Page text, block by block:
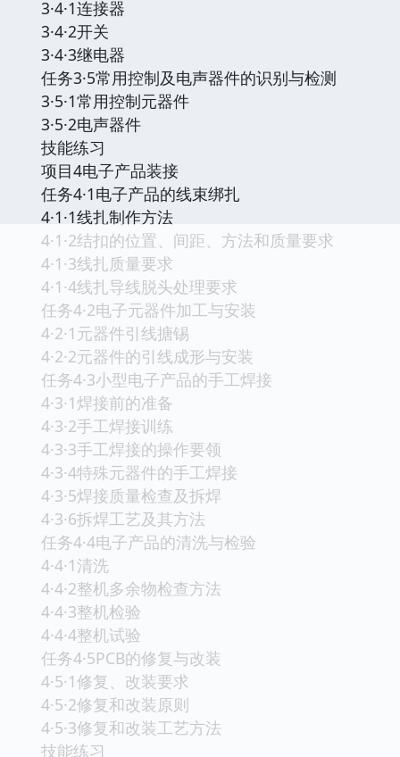
3·4·1连接器
3·4·2开关
3·4·3继电器
任务3·5常用控制及电声器件的识别与检测
3·5·1常用控制元器件
3·5·2电声器件
技能练习
项目4电子产品装接
任务4·1电子产品的线束绑扎
4·1·1线扎制作方法
4·1·2结扣的位置、间距、方法和质量要求
4·1·3线扎质量要求
4·1·4线扎导线脱头处理要求
任务4·2电子元器件加工与安装
4·2·1元器件引线搪锡
4·2·2元器件的引线成形与安装
任务4·3小型电子产品的手工焊接
4·3·1焊接前的准备
4·3·2手工焊接训练
4·3·3手工焊接的操作要领
4·3·4特殊元器件的手工焊接
4·3·5焊接质量检查及拆焊
4·3·6拆焊工艺及其方法
任务4·4电子产品的清洗与检验
4·4·1清洗
4·4·2整机多余物检查方法
4·4·3整机检验
4·4·4整机试验
任务4·5PCB的修复与改装
4·5·1修复、改装要求
4·5·2修复和改装原则
4·5·3修复和改装工艺方法
技能练习